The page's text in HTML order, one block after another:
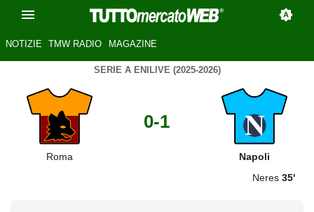
NOTIZIE TMW RADIO MAGAZINE
SERIE A ENILIVE (2025-2026)
Roma
0-1
Napoli
Neres 35'